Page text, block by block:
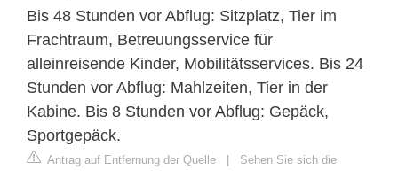
Bis 48 Stunden vor Abflug: Sitzplatz, Tier im
Frachtraum, Betreuungsservice für
alleinreisende Kinder, Mobilitätsservices. Bis 24
Stunden vor Abflug: Mahlzeiten, Tier in der
Kabine. Bis 8 Stunden vor Abflug: Gepäck,
Sportgepäck.
Antrag auf Entfernung der Quelle
Sehen Sie sich die